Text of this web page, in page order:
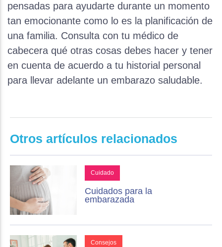
pensadas para ayudarte durante un momento
tan emocionante como lo es la planificación de
una familia. Consulta con tu médico de
cabecera qué otras cosas debes hacer y tener
en cuenta de acuerdo a tu historial personal
para llevar adelante un embarazo saludable.
Otros artículos relacionados
Cuidado
Cuidados para la
embarazada
Consejos